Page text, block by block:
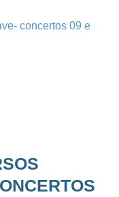
concertos 09 e